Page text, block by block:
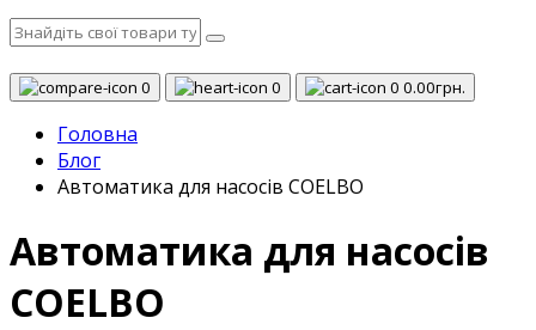
0 0 0 0.00грн.
Головна
Блог
Автоматика для насосів COELBO
Автоматика для насосів
COELBO